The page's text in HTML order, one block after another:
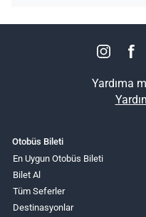
Yardıma
Otobüs Bileti
En Uygun Otobüs Bileti
Bilet Al
Tüm Seferler
Destinasyonlar